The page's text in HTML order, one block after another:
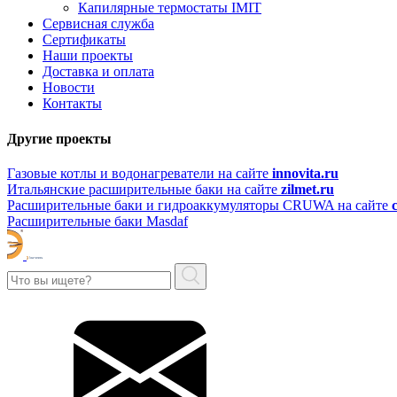
Капилярные термостаты IMIT
Сервисная служба
Сертификаты
Наши проекты
Доставка и оплата
Новости
Контакты
Другие проекты
Газовые котлы и водонагреватели на сайте innovita.ru
Итальянские расширительные баки на сайте zilmet.ru
Расширительные баки и гидроаккумуляторы CRUWA на сайте
Расширительные баки Masdaf